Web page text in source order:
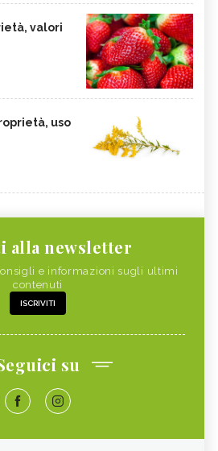
valori
uso
alla newsletter
e informazioni sugli ultimi
contenuti
ISCRIVITI
su